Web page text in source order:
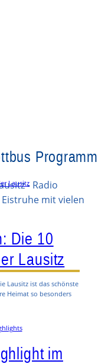
Programm
Lausitz
Die 10
Lausitz
Lausitz ist das schönste
Heimat so besonders
im